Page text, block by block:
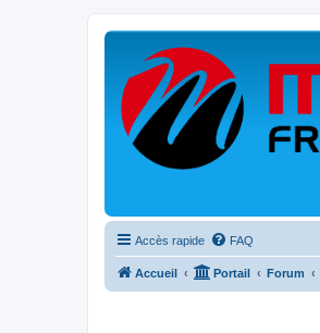
Accès rapide FAQ
Accueil Portail Forum